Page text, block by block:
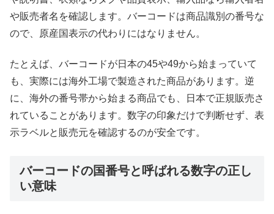
や販売者名を確認します。バーコードは商品識別の番号な
ので、原産国表示の代わりにはなりません。
たとえば、バーコードが日本の45や49から始まっていて
も、実際には海外工場で製造された商品があります。逆
に、海外の番号帯から始まる商品でも、日本で正規販売さ
れていることがあります。数字の印象だけで判断せず、表
示ラベルと販売元を確認するのが安全です。
バーコードの国番号と呼ばれる数字の正し
い意味